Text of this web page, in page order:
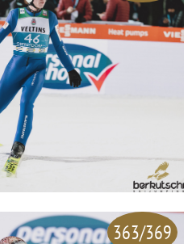
363/369